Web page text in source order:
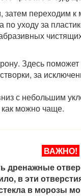
затем переходим
по уходу за
Здесь поможет
за
с небольшим
можно чаще.
ВАЖНО!
дренажные
в эти
в морозы